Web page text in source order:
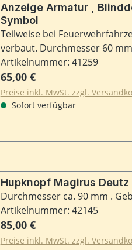
Anzeige Armatur , Blinddeckel mit Magirus
Symbol
Teilweise bei
verbaut. Durchmesser 60
Artikelnummer: 41259
Regulärer Preis:
65,00 €
Preise inkl. MwSt. zzgl.
Sofort verfügbar
Hupknopf Magirus Deutz
Durchmesser ca. 90 mm .
Artikelnummer: 42145
Regulärer Preis:
85,00 €
Preise inkl. MwSt. zzgl.